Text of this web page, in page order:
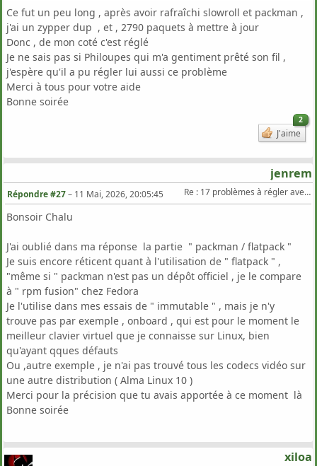
Ce fut un peu long , après avoir rafraîchi slowroll et packman ,
j'ai un zypper dup , et , 2790 paquets à mettre à jour
Donc , de mon coté c'est réglé
Je ne sais pas si Philoupes qui m'a gentiment prêté son fil ,
j'espère qu'il a pu régler lui aussi ce problème
Merci à tous pour votre aide
Bonne soirée
2
J'aime
jenrem
Re : 17 problèmes à régler avec Zypper Dup sur TW
Répondre #27– 11 Mai, 2026, 20:05:45
Bonsoir Chalu
J'ai oublié dans ma réponse la partie " packman / flatpack "
Je suis encore réticent quant à l'utilisation de " flatpack " ,
"même si " packman n'est pas un dépôt officiel , je le compare
à " rpm fusion" chez Fedora
Je l'utilise dans mes essais de " immutable " , mais je n'y
trouve pas par exemple , onboard , qui est pour le moment le
meilleur clavier virtuel que je connaisse sur Linux, bien
qu'ayant qques défauts
Ou ,autre exemple , je n'ai pas trouvé tous les codecs vidéo sur
une autre distribution ( Alma Linux 10 )
Merci pour la précision que tu avais apportée à ce moment là
Bonne soirée
xiloa